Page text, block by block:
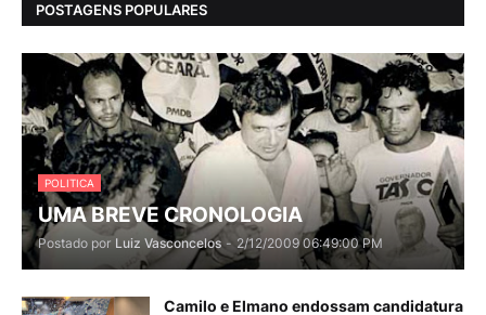
POSTAGENS POPULARES
POLITICA
UMA BREVE CRONOLOGIA
Postado por Luiz Vasconcelos - 2/12/2009 06:49:00 PM
Camilo e Elmano endossam candidatura